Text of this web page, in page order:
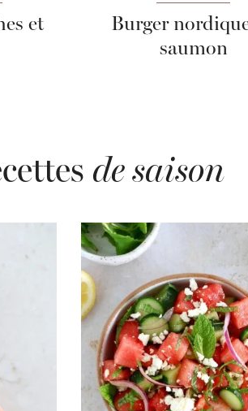
et
Burger
saumon
de saison